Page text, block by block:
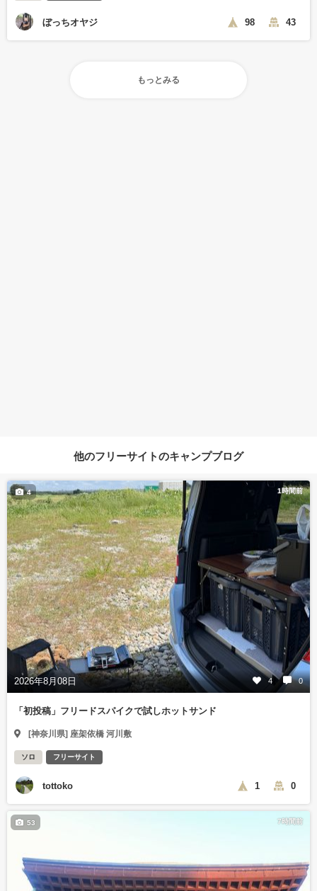
ぼっちオヤジ 98 43
もっとみる
他のフリーサイトのキャンプブログ
1時間前
2026年8月08日 4 0
4
「初投稿」フリードスパイクで試しホットサンド
[神奈川県] 座架依橋 河川敷
ソロ フリーサイト
tottoko 1 0
7時間前
53